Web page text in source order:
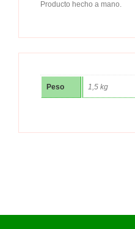
Producto hecho a mano.
Peso 1,5 kg